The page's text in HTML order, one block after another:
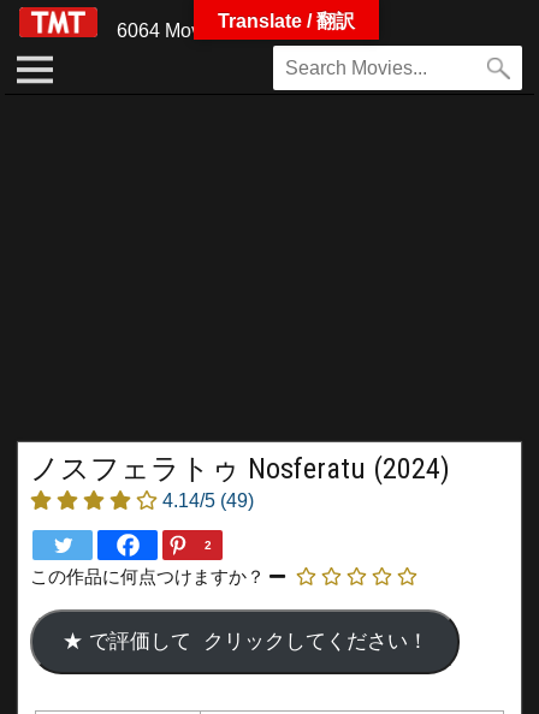
6064 Movies
ノスフェラトゥ Nosferatu (2024)
4.14/5 (49)
2
この作品に何点つけますか？
Translate / 翻訳